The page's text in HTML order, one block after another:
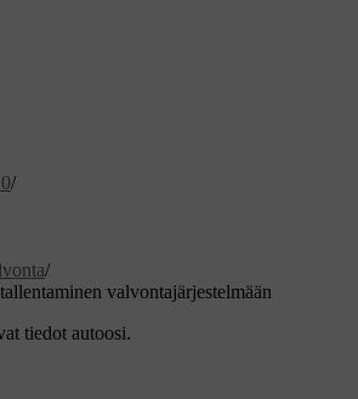
/
/
valvontajärjestelmään
tiedot autoosi.